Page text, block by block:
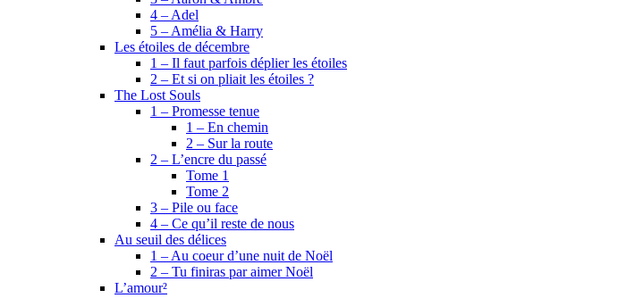
4 – Adel
5 – Amélia & Harry
Les étoiles de décembre
1 – Il faut parfois déplier les étoiles
2 – Et si on pliait les étoiles ?
The Lost Souls
1 – Promesse tenue
1 – En chemin
2 – Sur la route
2 – L’encre du passé
Tome 1
Tome 2
3 – Pile ou face
4 – Ce qu’il reste de nous
Au seuil des délices
1 – Au coeur d’une nuit de Noël
2 – Tu finiras par aimer Noël
L’amour²